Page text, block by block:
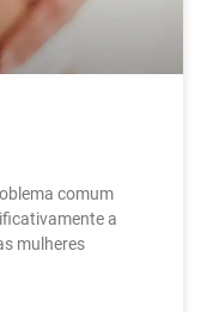
comum
a
mulheres